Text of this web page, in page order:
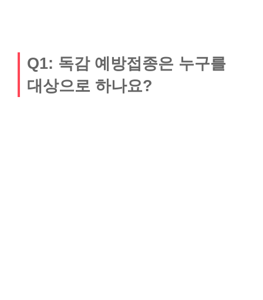
Q1: 독감 예방접종은 누구를
대상으로 하나요?